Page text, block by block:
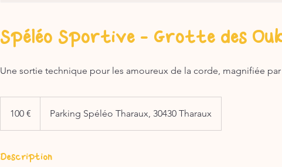
Spéléo Sportive - Grotte des
Une sortie technique pour les amoureux de la corde, magnifiée
100 € Parking Spéléo Tharaux, 30430 Tharaux
Description